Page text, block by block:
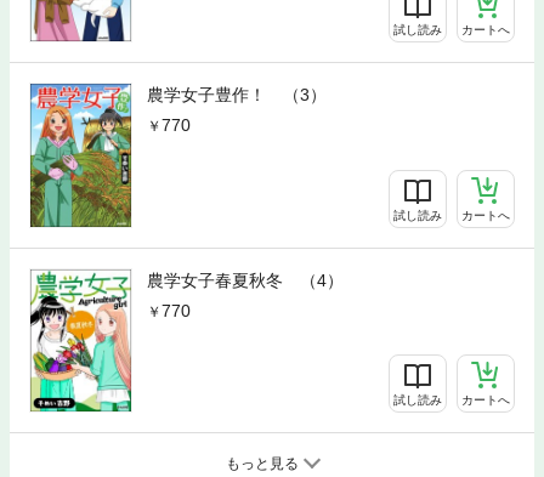
試し読み カートへ
農学女子豊作！ （3）
770
試し読み カートへ
農学女子春夏秋冬 （4）
770
試し読み カートへ
もっと見る